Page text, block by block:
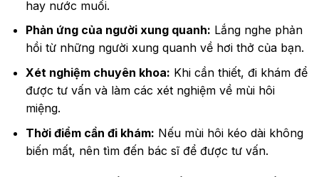
hay nước muối.
Phản ứng của người xung quanh: Lắng nghe phản
hồi từ những người xung quanh về hơi thở của bạn.
Xét nghiệm chuyên khoa: Khi cần thiết, đi khám để
được tư vấn và làm các xét nghiệm về mùi hôi
miệng.
Thời điểm cần đi khám: Nếu mùi hôi kéo dài không
biến mất, nên tìm đến bác sĩ để được tư vấn.